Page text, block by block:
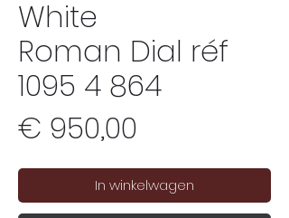
White
Roman Dial réf
1095 4 864
€ 950,00
In winkelwagen